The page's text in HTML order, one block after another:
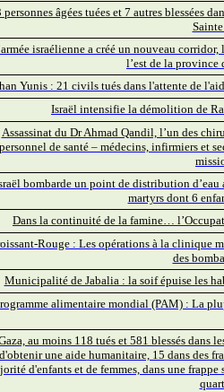
personnes âgées tuées et 7 autres blessées
israélienne a créé un nouveau
l’est de la province
Yunis : 21 civils tués dans l'attente de
Israël intensifie la démolition de
Assassinat du Dr Ahmad Qandil, l’un des
personnel de santé – médecins, infirmiers et
bombarde un point de distribution d’eau
martyrs dont 6
Dans la continuité de la famine…
Rouge : Les opérations à la clinique
des
Municipalité de Jabalia : la soif épuise les
alimentaire mondial (PAM) : La
au moins 118 tués et 581 blessés dans
d'obtenir une aide humanitaire, 15 dans des
d'enfants et de femmes, dans une